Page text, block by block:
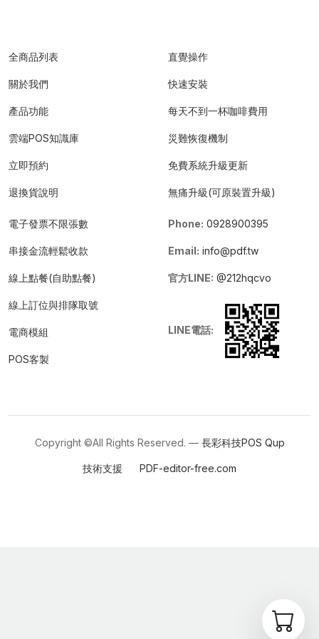
全商品列表
關於我們
產品功能
雲端POS知識庫
立即預約
退換貨說明
直覺操作
快速安裝
每天不到一杯咖啡費用
災難恢復機制
免費系統升級更新
無痛升級(可原裝置升級)
電子發票不限張數
串接金流輕鬆收款
線上點餐(自助點餐)
線上訂位與排隊取號
電商模組
POS客製
Phone: 0928900395
Email: info@pdf.tw
官方LINE: @212hqcvo
LINE電話:
Copyright ©All Rights Reserved. — 長彩科技POS Qup
技術支援 PDF-editor-free.com